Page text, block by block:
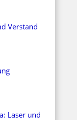
Verstand
Laser und